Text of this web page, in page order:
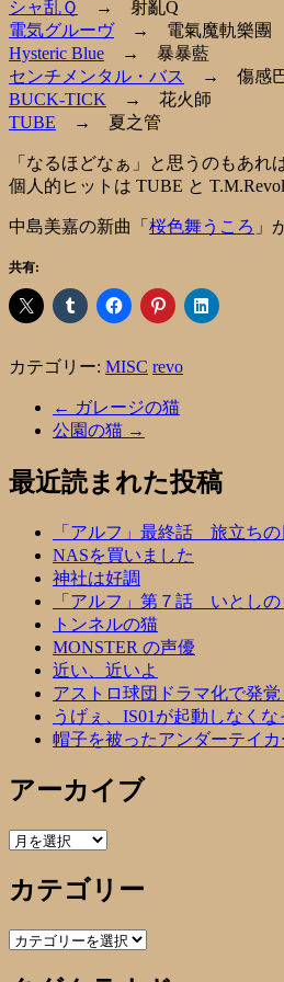
シャ乱Ｑ
→ 射亂Q
電気グルーヴ→ 電氣魔軌樂團
Hysteric Blue → 暴暴藍
センチメンタル・バス
→ 傷感
BUCK-TICK → 花火師
TUBE → 夏之管
「なるほどなぁ」と思うのもあれ
個人的ヒットは TUBE と
中島美嘉の新曲「 桜色舞うころ 」
共有:
カテゴリー: MISC revo
← ガレージの猫
公園の猫 →
最近読まれた投稿
「アルフ」最終話 旅立ちの
NASを買いました
神社は好調
「アルフ」第７話 いとし
トンネルの猫
MONSTER の声優
近い、近いよ
アストロ球団ドラマ化で発
うげぇ、IS01が起動しなくな
帽子を被ったアンダーテイカ
アーカイブ
ア
カ
イ
ブ
カテゴリー
カ